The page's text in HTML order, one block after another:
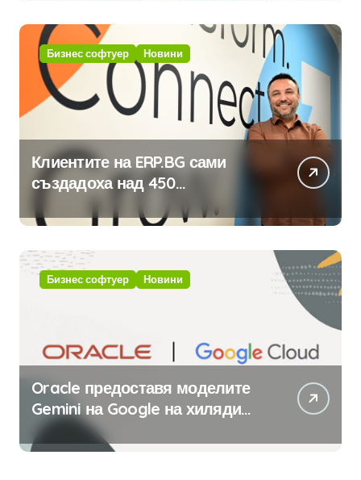
Бизнес софтуер Новини
Клиентите на ERP.BG сами
създадоха над 450
приложения за ERP системата
с помощта на вградения в нея
изкуствен интелект
Бизнес софтуер Новини
Oracle предоставя моделите
Gemini на Google на хиляди
клиенти на бизнес
приложения